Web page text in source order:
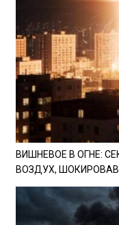
ВИШНЕВОЕ В ОГНЕ:
ВОЗДУХ,